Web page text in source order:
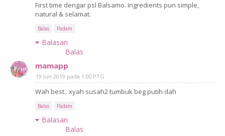
First time dengar psl Balsamo. Ingredients pun simple,
natural & selamat.
Balas Padam
Balasan
Balas
mamapp
19 Jun 2019 pada 1:00 PTG
Wah best.. xyah susah2 tumbuk beg putih dah
Balas Padam
Balasan
Balas